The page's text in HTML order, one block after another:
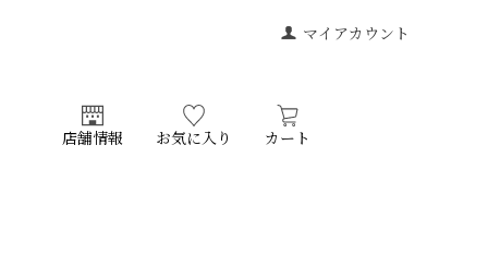
マイアカウント
店舗情報 お気に入り カート